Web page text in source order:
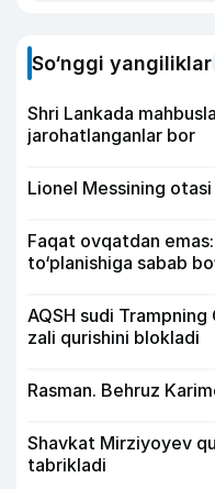
So‘nggi yangiliklar
Shri Lankada
jarohatlanganlar bor
Lionel Messining
Faqat ovqatdan
to‘planishiga sabab
AQSH sudi
zali qurishini blokladi
Rasman. Behruz
Shavkat Mirziyoyev
tabrikladi